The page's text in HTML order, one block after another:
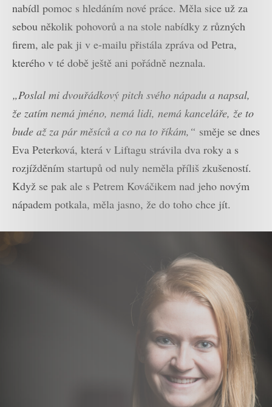
nabídl pomoc s hledáním nové práce. Měla sice už za
sebou několik pohovorů a na stole nabídky z různých
firem, ale pak ji v e-mailu přistála zpráva od Petra,
kterého v té době ještě ani pořádně neznala.
„Poslal mi dvouřádkový pitch svého nápadu a napsal,
že zatím nemá jméno, nemá lidi, nemá kanceláře, že to
bude až za pár měsíců a co na to říkám,“ směje se dnes
Eva Peterková, která v Liftagu strávila dva roky a s
rozjížděním startupů od nuly neměla příliš zkušeností.
Když se pak ale s Petrem Kováčikem nad jeho novým
nápadem potkala, měla jasno, že do toho chce jít.